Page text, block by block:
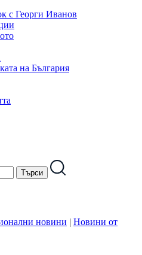
с Георги Иванов
на България
новини | Новини от